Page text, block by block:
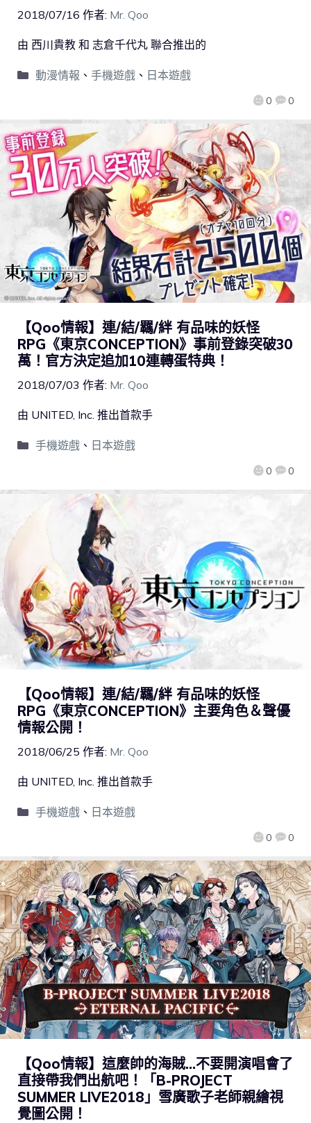
2018/07/16 作者: Mr. Qoo
0 0
由 西川貴教 和 志倉千代丸 聯合推出的
動漫情報 、 手機遊戲、 日本遊戲
【Qoo情報】連/結/羈/絆 有品味的妖怪
RPG《東京CONCEPTION》事前登錄突破30
萬！官方決定追加10連轉蛋特典！
2018/07/03 作者: Mr. Qoo
0 0
由 UNITED, Inc. 推出首款手
手機遊戲、 日本遊戲
【Qoo情報】連/結/羈/絆 有品味的妖怪
RPG《東京CONCEPTION》主要角色＆聲優
情報公開！
2018/06/25 作者: Mr. Qoo
0 0
由 UNITED, Inc. 推出首款手
手機遊戲、 日本遊戲
【Qoo情報】這麼帥的海賊…不要開演唱會了
直接帶我們出航吧！「B-PROJECT
SUMMER LIVE2018」雪廣歌子老師親繪視
覺圖公開！